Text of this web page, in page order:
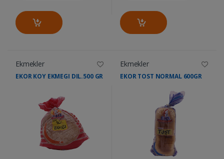
Ekmekler
EKOR KOY EKMEGI DIL.500 GR
Ekmekler
EKOR TOST NORMAL 600GR